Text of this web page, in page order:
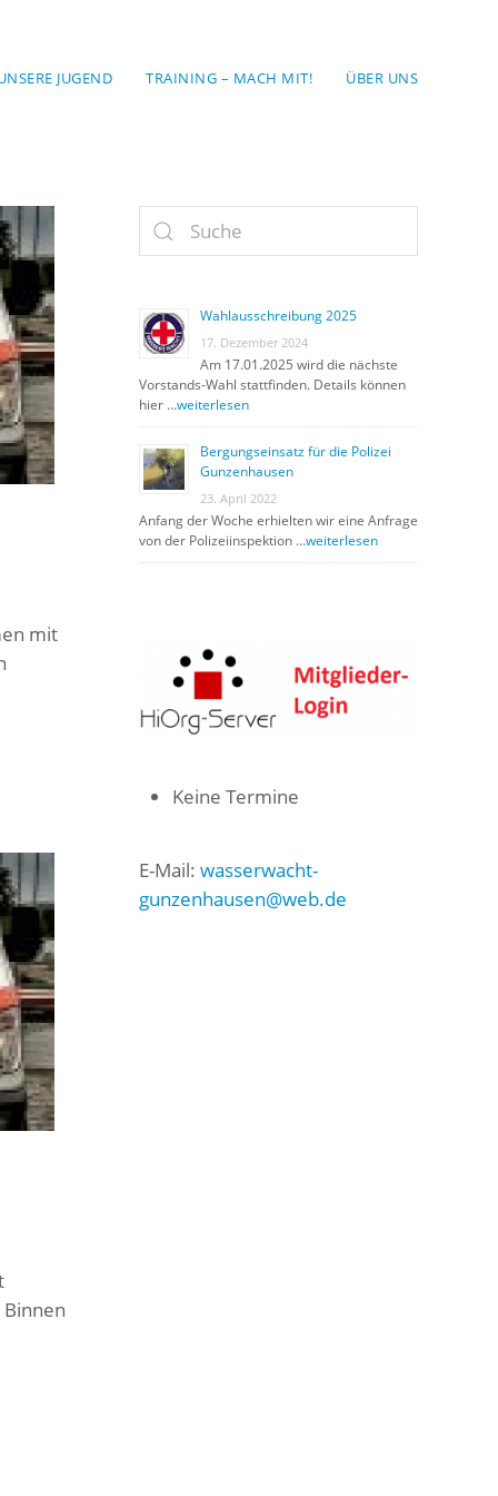
JUGEND TRAINING – MACH MIT! ÜBER UNS
mit
Wahlausschreibung 2025
17. Dezember 2024
Am 17.01.2025 wird die nächste
Vorstands-Wahl stattfinden. Details können
hier …weiterlesen
Bergungseinsatz für die Polizei
Gunzenhausen
23. April 2022
Anfang der Woche erhielten wir eine Anfrage
von der Polizeiinspektion …weiterlesen
Keine Termine
E-Mail: wasserwacht-
gunzenhausen@web.de